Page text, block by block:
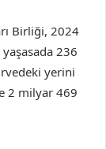
Birliği, 2024
yaşasada 236
yerini
2 milyar 469